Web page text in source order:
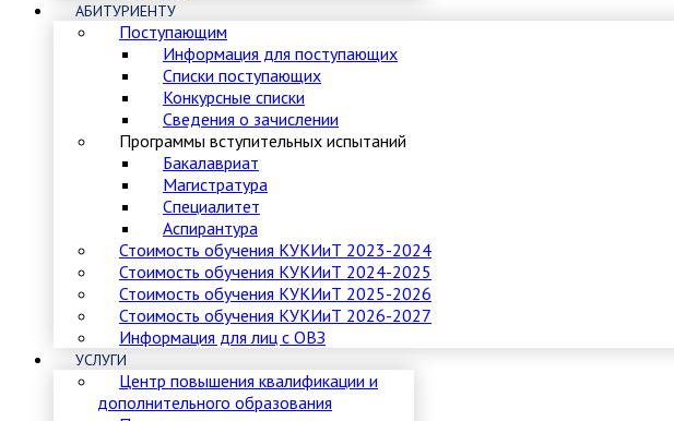
АБИТУРИЕНТУ
Поступающим
Информация для поступающих
Списки поступающих
Конкурсные списки
Сведения о зачислении
Программы вступительных испытаний
Бакалавриат
Магистратура
Специалитет
Аспирантура
Стоимость обучения КУКИиТ 2023-2024
Стоимость обучения КУКИиТ 2024-2025
Стоимость обучения КУКИиТ 2025-2026
Стоимость обучения КУКИиТ 2026-2027
Информация для лиц с ОВЗ
УСЛУГИ
Центр повышения квалификации и
дополнительного образования